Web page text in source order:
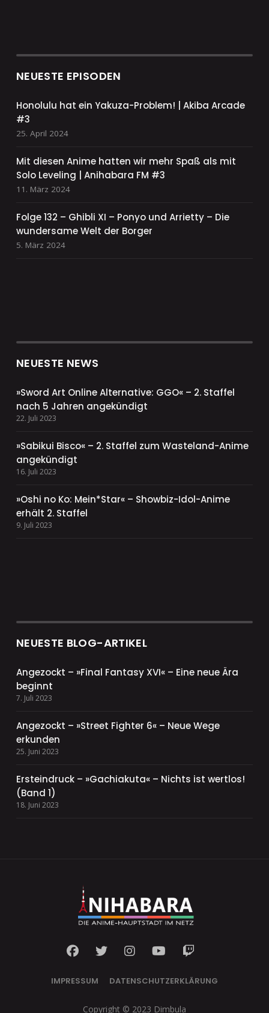
NEUESTE EPISODEN
Honolulu hat ein Yakuza-Problem! | Akiba Arcade
#3
25. April 2024
Mit diesen Anime hatten wir mehr Spaß als mit
Solo Leveling | Anihabara FM #3
11. März 2024
Folge 132 – Ghibli XI – Ponyo und Arrietty – Die
wundersame Welt der Borger
5. März 2024
NEUESTE NEWS
»Sword Art Online Alternative: GGO« – 2. Staffel
nach 5 Jahren angekündigt
22. Juli 2023
»Sabikui Bisco« – 2. Staffel zum Wasteland-Anime
angekündigt
16. Juli 2023
»Oshi no Ko: Mein*Star« – Showbiz-Idol-Anime
erhält 2. Staffel
9. Juli 2023
NEUESTE BLOG-ARTIKEL
Angezockt – »Final Fantasy XVI« – Eine neue Ära
beginnt
7. Juli 2023
Angezockt – »Street Fighter 6« – Neue Wege
erkunden
25. Juni 2023
Ersteindruck – »Gachiakuta« – Nichts ist wertlos!
(Band 1)
18. Juni 2023
IMPRESSUM DATENSCHUTZERKLÄRUNG
Copyright © 2023 Dimbula